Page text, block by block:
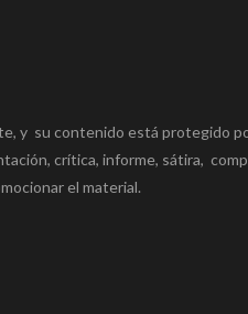
y su contenido está protegido
crítica, informe, sátira,
el material.